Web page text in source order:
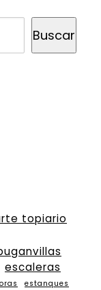
Buscar
topiario
escaleras
estanques